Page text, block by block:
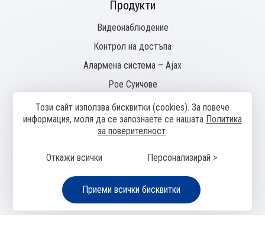
Продукти
Видеонаблюдение
Контрол на достъпа
Алармена система – Ajax
Pое Суичове
© 2024—2026 SeeТechnics
Политика за поверителност
Изработка на сайт върхуCreativiso® Xpress™(v1.50.18)
Този сайт използва бисквитки (cookies). За повече
информация, моля да се запознаете се нашaтa Политика
за поверителност.
Откажи всички Персонализирай >
Приеми всички бисквитки